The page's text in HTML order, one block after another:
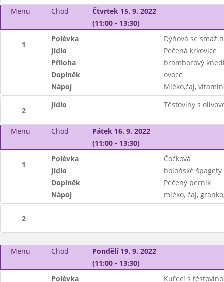
Menu Chod
Čtvrtek 15. 9. 2022
(11:00 - 13:30)
1
Polévka
Dýňová se
Jídlo
Pečená krkovice
Příloha
bramborový
Doplněk
ovoce
Nápoj
Mléko,čaj,
2
Jídlo Těstoviny s
Menu Chod
Pátek 16. 9. 2022
(11:00 - 13:30)
1
Polévka
Čočková
Jídlo
boloňské
Doplněk
Pečený perník
Nápoj
mléko, čaj,
2
Menu Chod
Pondělí 19. 9. 2022
(11:00 - 13:30)
Polévka
Kuřecí s